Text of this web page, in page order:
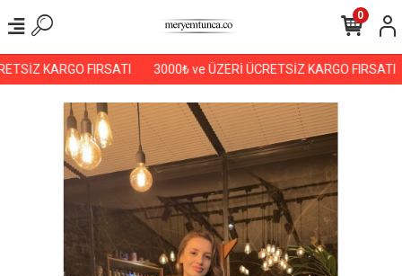
KARGO FIRSATI 3000₺ ve ÜZERİ ÜCRETSİZ KARGO FIRSATI
0